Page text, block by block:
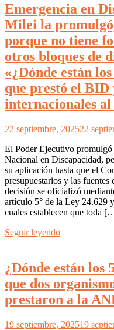
Emergencia en
Milei la
porque no tiene
otros bloques de
«¿Dónde están
que prestó el BID
internacionales al
22 septiembre, 202522
El Poder Ejecutivo
Nacional en Discapacidad,
su aplicación hasta que el
presupuestarios y las
decisión se oficializó
artículo 5° de la Ley 24.629
cuales establecen que toda
Seguir leyendo
¿Dónde están los
que dos
prestaron a la
19 septiembre, 202519